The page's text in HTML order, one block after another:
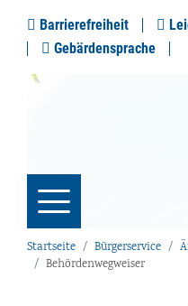
Barrierefreiheit
Gebärdensprache
Startseite Bürgerservice
Behördenwegweiser